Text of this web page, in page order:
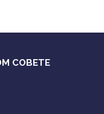
СОВЕТЕ